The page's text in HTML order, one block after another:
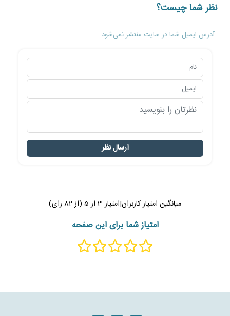
نظر شما چیست؟
آدرس ایمیل شما در سایت منتشر نمی‌شود
ارسال نظر
میانگین امتیاز کاربران|امتیاز 3 از 5 (از82 رای)
امتیاز شما برای این صفحه